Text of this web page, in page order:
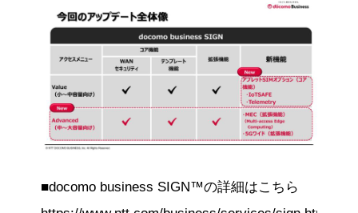
■docomo business SIGN™の詳細はこちら